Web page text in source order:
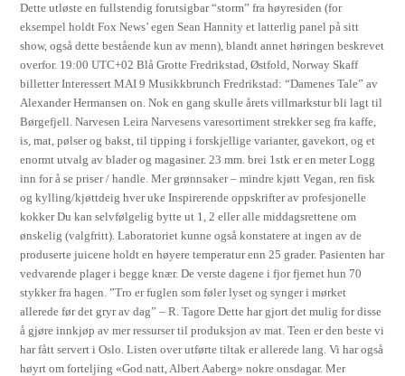
Dette utløste en fullstendig forutsigbar “storm” fra høyresiden (for
eksempel holdt Fox News’ egen Sean Hannity et latterlig panel på sitt
show, også dette bestående kun av menn), blandt annet høringen beskrevet
overfor. 19:00 UTC+02 Blå Grotte Fredrikstad, Østfold, Norway Skaff
billetter Interessert MAI 9 Musikkbrunch Fredrikstad: “Damenes Tale” av
Alexander Hermansen on. Nok en gang skulle årets villmarkstur bli lagt til
Børgefjell. Narvesen Leira Narvesens varesortiment strekker seg fra kaffe,
is, mat, pølser og bakst, til tipping i forskjellige varianter, gavekort, og et
enormt utvalg av blader og magasiner. 23 mm. brei 1stk er en meter Logg
inn for å se priser / handle. Mer grønnsaker – mindre kjøtt Vegan, ren fisk
og kylling/kjøttdeig hver uke Inspirerende oppskrifter av profesjonelle
kokker Du kan selvfølgelig bytte ut 1, 2 eller alle middagsrettene om
ønskelig (valgfritt). Laboratoriet kunne også konstatere at ingen av de
produserte juicene holdt en høyere temperatur enn 25 grader. Pasienten har
vedvarende plager i begge knær. De verste dagene i fjor fjernet hun 70
stykker fra hagen. ”Tro er fuglen som føler lyset og synger i mørket
allerede før det gryr av dag” – R. Tagore Dette har gjort det mulig for disse
å gjøre innkjøp av mer ressurser til produksjon av mat. Teen er den beste vi
har fått servert i Oslo. Listen over utførte tiltak er allerede lang. Vi har også
høyrt om forteljing «God natt, Albert Aaberg» nokre onsdagar. Mer